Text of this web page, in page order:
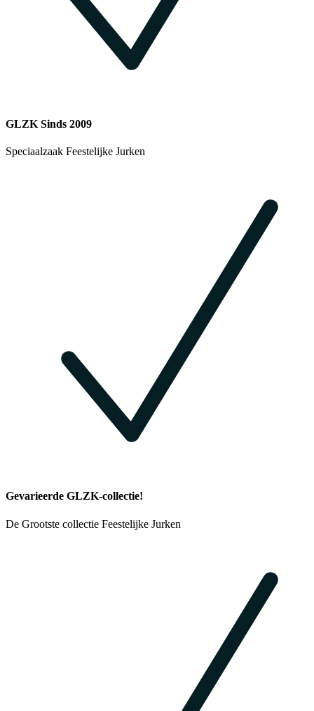
GLZK Sinds 2009
Speciaalzaak Feestelijke Jurken
Gevarieerde GLZK-collectie!
De Grootste collectie Feestelijke Jurken